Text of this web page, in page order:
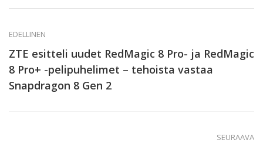
EDELLINEN
ZTE esitteli uudet RedMagic 8 Pro- ja RedMagic
8 Pro+ -pelipuhelimet – tehoista vastaa
Snapdragon 8 Gen 2
SEURAAVA